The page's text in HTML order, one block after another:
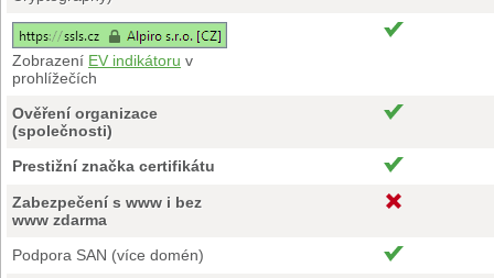
Zobrazení EV indikátoru v
prohlížečích
Ověření organizace
(společnosti)
Prestižní značka certifikátu
Zabezpečení s www i bez
www zdarma
Podpora SAN (více domén)